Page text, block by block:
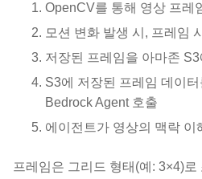
OpenCV를 통해 영상 프레
모션 변화 발생 시, 프레임
저장된 프레임을 아마존 S3
S3에 저장된 프레임 데이
Bedrock Agent 호출
에이전트가 영상의 맥락 이
프레임은 그리드 형태(예: 3×4)